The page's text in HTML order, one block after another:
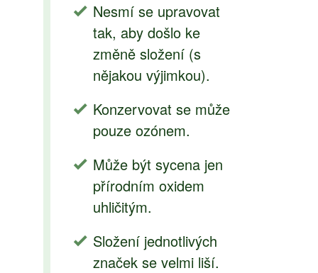
Nesmí se upravovat
tak, aby došlo ke
změně složení (s
nějakou výjimkou).
Konzervovat se může
pouze ozónem.
Může být sycena jen
přírodním oxidem
uhličitým.
Složení jednotlivých
značek se velmi liší.